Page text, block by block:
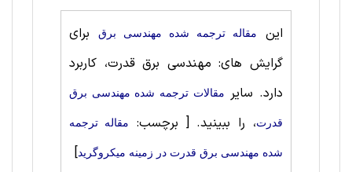
این مقاله ترجمه شده مهندسی برق
برای
گرایش های: مهندسی برق قدرت، کاربرد
دارد. سایر مقالات ترجمه شده مهندسی برق
قدرت، را ببینید.[ برچسب: مقاله ترجمه
شده مهندسی برق قدرت در زمینه میکروگرید]